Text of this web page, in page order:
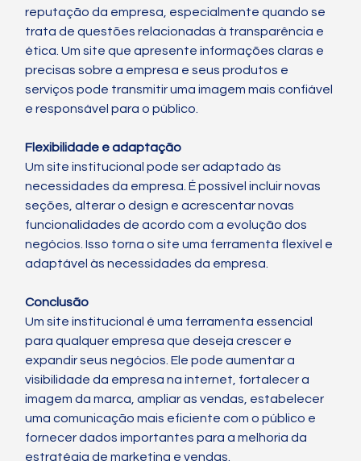
reputação da empresa, especialmente quando se
trata de questões relacionadas à transparência e
ética. Um site que apresente informações claras e
precisas sobre a empresa e seus produtos e
serviços pode transmitir uma imagem mais confiável
e responsável para o público.
Flexibilidade e adaptação
Um site institucional pode ser adaptado às
necessidades da empresa. É possível incluir novas
seções, alterar o design e acrescentar novas
funcionalidades de acordo com a evolução dos
negócios. Isso torna o site uma ferramenta flexível e
adaptável às necessidades da empresa.
Conclusão
Um site institucional é uma ferramenta essencial
para qualquer empresa que deseja crescer e
expandir seus negócios. Ele pode aumentar a
visibilidade da empresa na internet, fortalecer a
imagem da marca, ampliar as vendas, estabelecer
uma comunicação mais eficiente com o público e
fornecer dados importantes para a melhoria da
estratégia de marketing e vendas.